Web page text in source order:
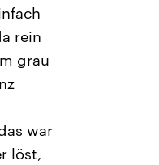
rein
grau
war
löst,